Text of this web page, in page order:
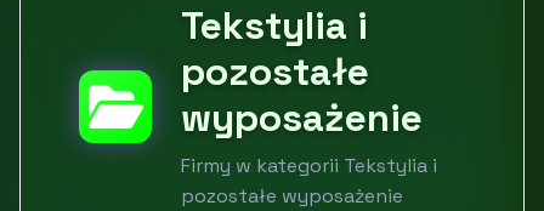
Tekstylia i
pozostałe
wyposażenie
Firmy w kategorii Tekstylia i
pozostałe wyposażenie